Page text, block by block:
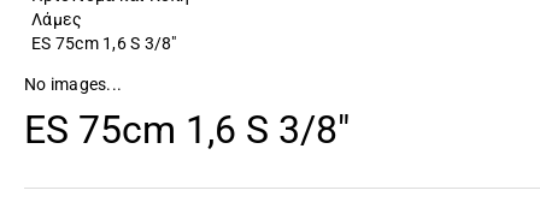
Λάμες
ES 75cm 1,6 S 3/8"
No images...
ES 75cm 1,6 S 3/8"